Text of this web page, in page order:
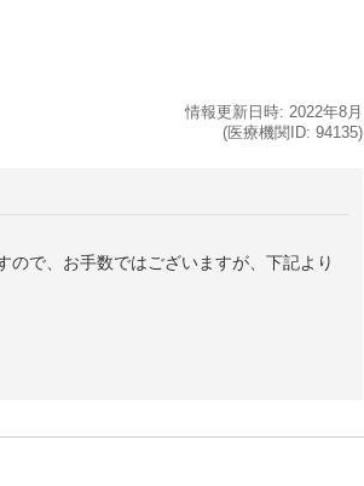
情報更新日時: 2022年8月
(医療機関ID: 94135)
ので、お手数ではございますが、下記より